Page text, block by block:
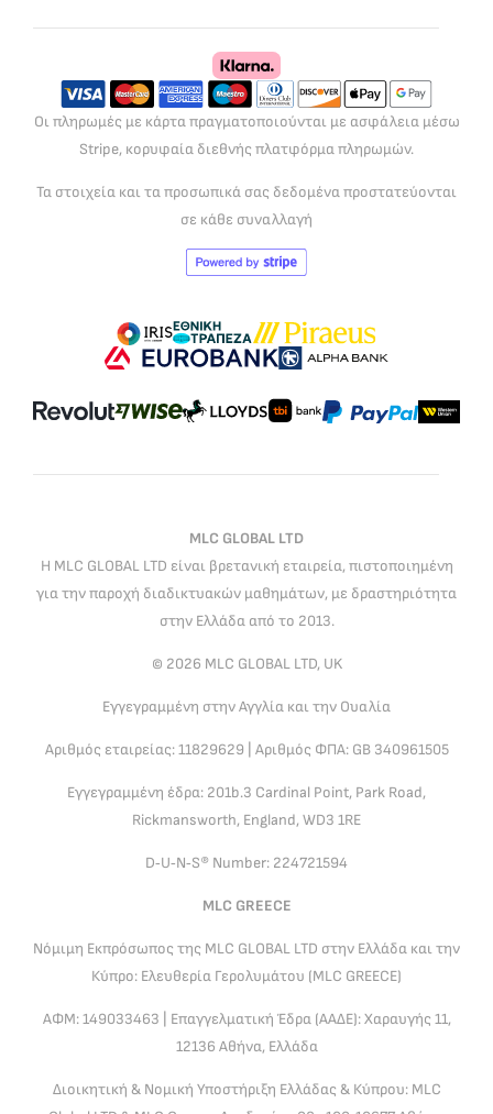
Οι πληρωμές με κάρτα πραγματοποιούνται με ασφάλεια μέσω
Stripe, κορυφαία διεθνής πλατφόρμα πληρωμών.
Τα στοιχεία και τα προσωπικά σας δεδομένα προστατεύονται
σε κάθε συναλλαγή
MLC GLOBAL LTD
Η MLC GLOBAL LTD είναι βρετανική εταιρεία, πιστοποιημένη
για την παροχή διαδικτυακών μαθημάτων, με δραστηριότητα
στην Ελλάδα από το 2013.
© 2026 MLC GLOBAL LTD, UK
Εγγεγραμμένη στην Αγγλία και την Ουαλία
Αριθμός εταιρείας: 11829629 | Αριθμός ΦΠΑ: GB 340961505
Εγγεγραμμένη έδρα: 201b.3 Cardinal Point, Park Road,
Rickmansworth, England, WD3 1RE
D‑U‑N‑S® Number: 224721594
MLC GREECE
Νόμιμη Εκπρόσωπος της MLC GLOBAL LTD στην Ελλάδα και την
Κύπρο: Ελευθερία Γερολυμάτου (MLC GREECE)
ΑΦΜ: 149033463 | Επαγγελματική Έδρα (ΑΑΔΕ): Χαραυγής 11,
12136 Αθήνα, Ελλάδα
Διοικητική & Νομική Υποστήριξη Ελλάδας & Κύπρου: MLC